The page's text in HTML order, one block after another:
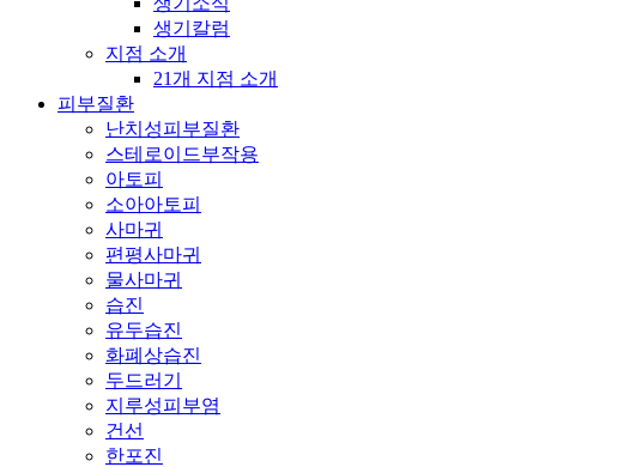
생기칼럼
지점 소개
21개 지점 소개
피부질환
난치성피부질환
스테로이드부작용
아토피
소아아토피
사마귀
편평사마귀
물사마귀
습진
유두습진
화폐상습진
두드러기
지루성피부염
건선
한포진